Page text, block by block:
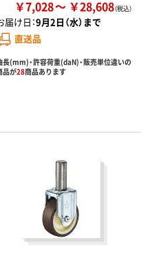
￥7,028 ￥28,608
届け日：9月2日（水）まで
直送品
長(mm)・許容荷重(daN)・販売単位違いの
品が28商品あります